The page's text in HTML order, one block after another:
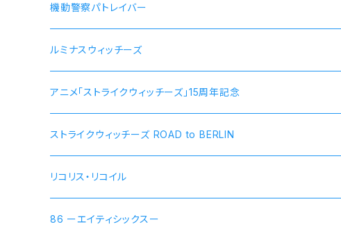
機動警察パトレイバー
ルミナスウィッチーズ
アニメ「ストライクウィッチーズ」15周年記念
ストライクウィッチーズ ROAD to BERLIN
リコリス・リコイル
錦木千束 DA 1st モデル 腕時計 本数限定商品
86 ーエイティシックスー